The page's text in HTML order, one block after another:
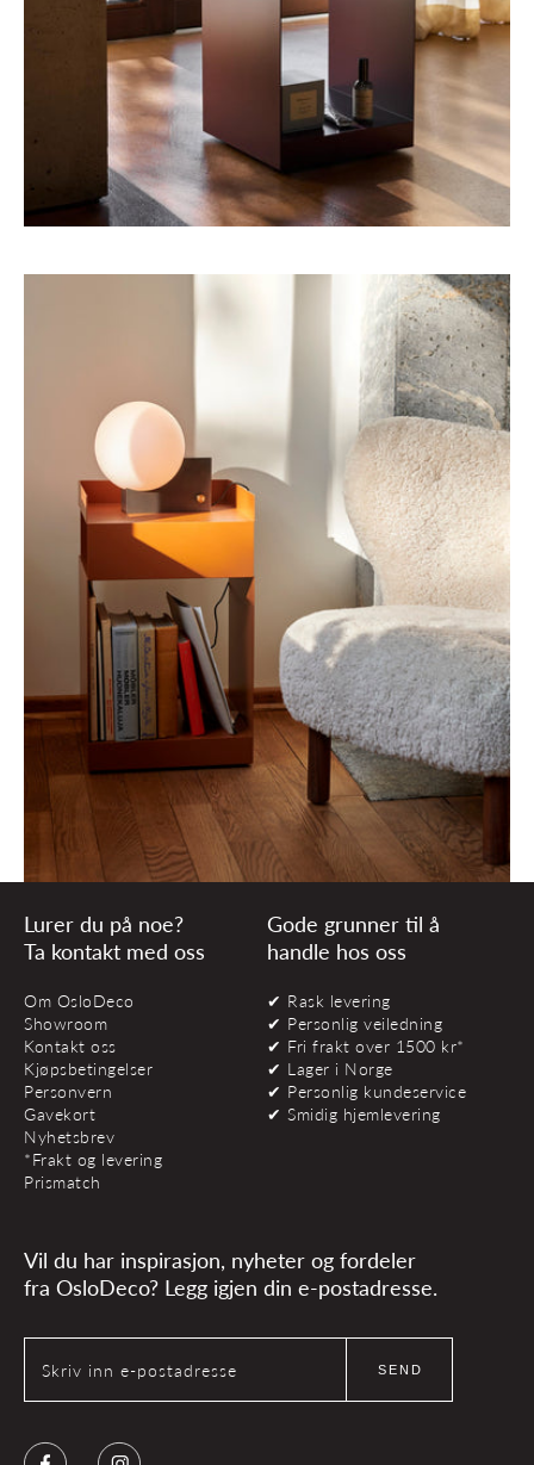
Lurer du på noe?
Ta kontakt med oss
Om OsloDeco
Showroom
Kontakt oss
Kjøpsbetingelser
Personvern
Gavekort
Nyhetsbrev
*Frakt og levering
Prismatch
Gode grunner til å
handle hos oss
✔ Rask levering
✔ Personlig veiledning
✔ Fri frakt over 1500 kr*
✔ Lager i Norge
✔ Personlig kundeservice
✔ Smidig hjemlevering
Vil du har inspirasjon, nyheter og fordeler
fra OsloDeco? Legg igjen din e-postadresse.
Skriv inn e-postadresse SEND